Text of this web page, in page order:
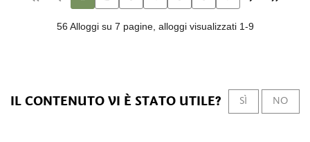
IL CONTENUTO VI È STATO UTILE? SÌ NO